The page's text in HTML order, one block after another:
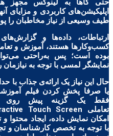
حتی گاها به لینوکس مجهز
اپلیکیشن‌های کاربردی و
طیف وسیعی از نیاز مخاطبان
ارتباطات، داده‌ها و
کسب‌وکارها هستند، آموزش و
بوده است؛ پس به‌راحتی
نمایشگر لمسی با توجه به نیازمان
حال این نیاز یک ارائه‌ی جذاب با
یا صرفا پخش کردن فیلم
فقط یک گزینه پیش روی
تعاملی Touch Screen
امکان نمایش داده، ایجاد محتوا
با توجه به تخصص کارشناسان و